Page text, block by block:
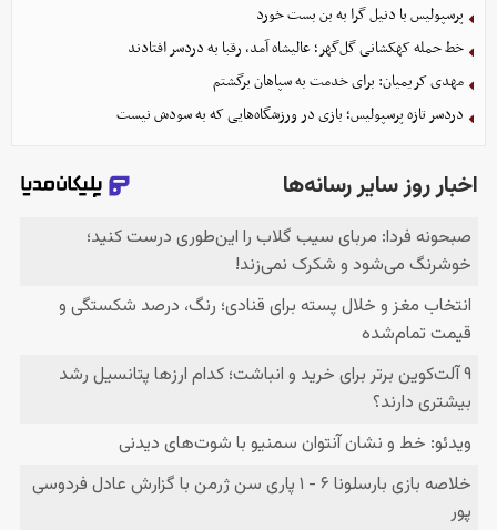
پرسپولیس با دنیل گرا به بن بست خورد
خط حمله کهکشانی گل‌گهر؛ عالیشاه آمد، رقبا به دردسر افتادند
مهدی کریمیان: برای خدمت به سپاهان برگشتم
دردسر تازه پرسپولیس؛ بازی در ورزشگاه‌هایی که به سودش نیست